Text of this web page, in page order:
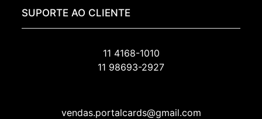
SUPORTE AO CLIENTE
11 4168-1010
11 98693-2927
vendas.portalcards@gmail.com